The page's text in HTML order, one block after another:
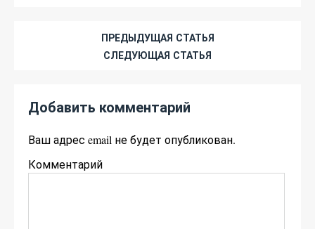
ПРЕДЫДУЩАЯ СТАТЬЯ
СЛЕДУЮЩАЯ СТАТЬЯ
Добавить комментарий
Ваш адрес email не будет опубликован.
Комментарий